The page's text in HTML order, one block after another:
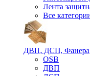
Лента
Все
ДВП, ДСП, Фанера
OSB
ДВП